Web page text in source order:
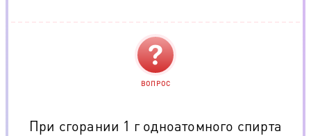
ВОПРОС
При сгорании 1 г одноатомного спирта